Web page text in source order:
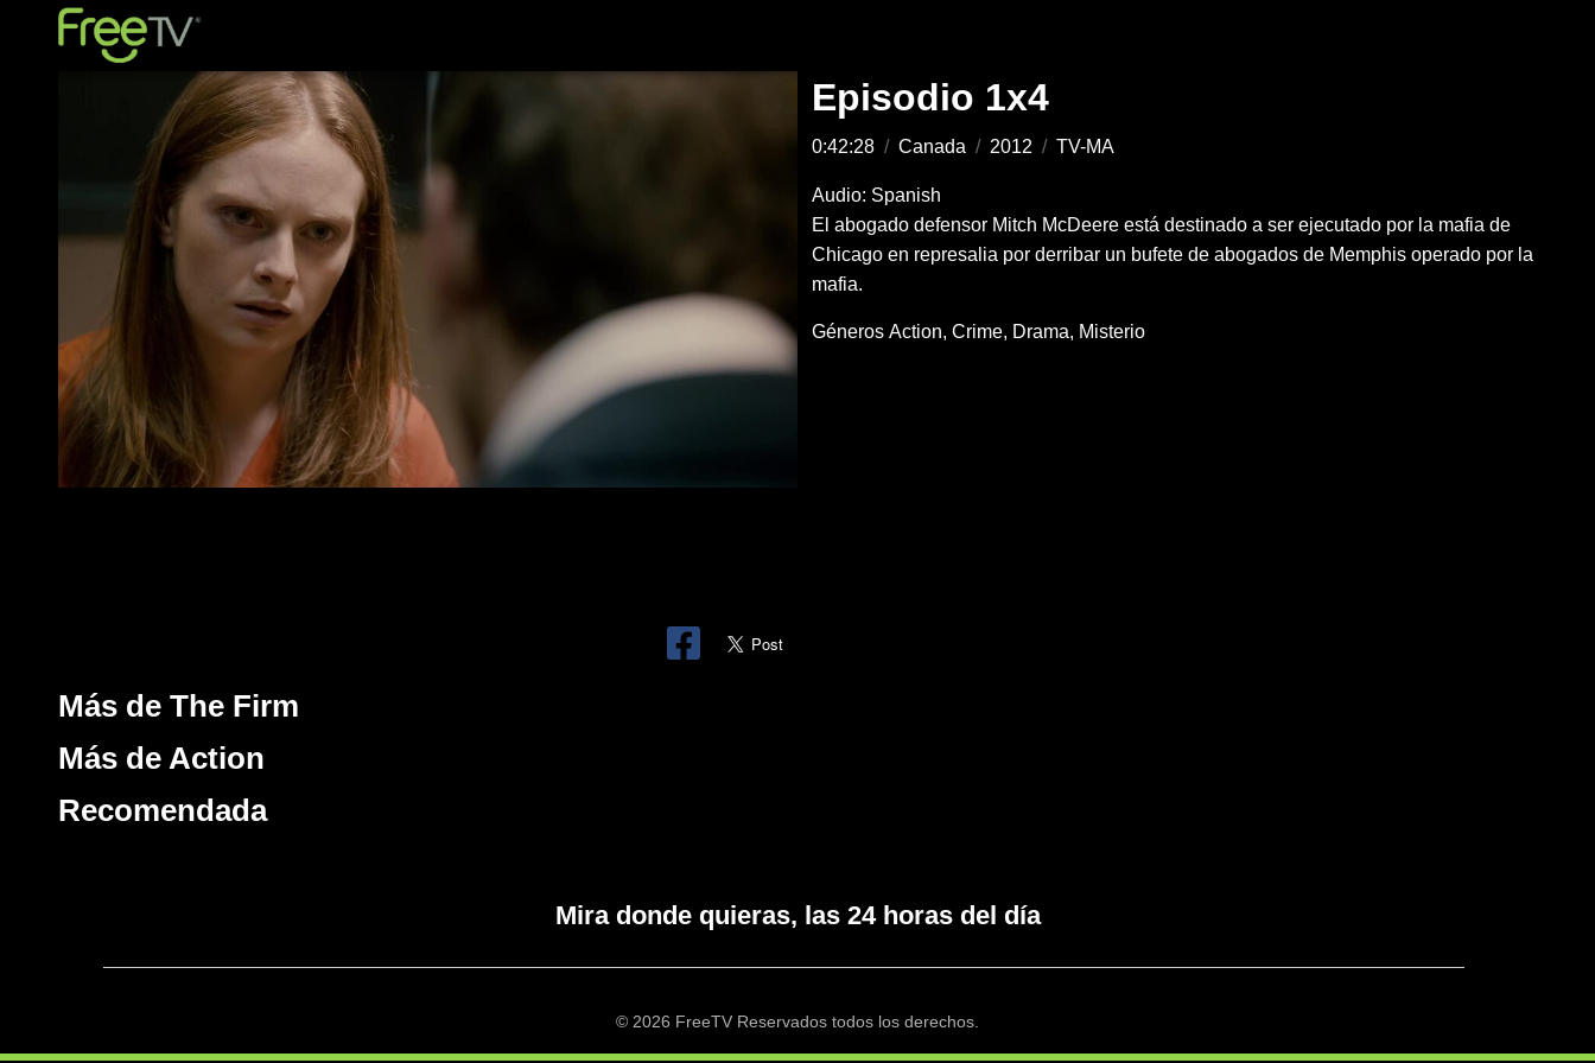
Episodio 1x4
0:42:28 / Canada / 2012 / TV-MA
Audio: Spanish
El abogado defensor Mitch McDeere está destinado a ser ejecutado por la mafia de
Chicago en represalia por derribar un bufete de abogados de Memphis operado por la
mafia.
Géneros Action Crime Drama Misterio
Más de The Firm
Más de Action
Recomendada
Mira donde quieras, las 24 horas del día
© 2026 FreeTV Reservados todos los derechos.